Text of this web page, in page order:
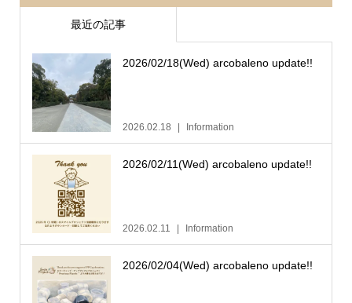
最近の記事
2026/02/18(Wed) arcobaleno update!!
2026.02.18 Information
2026/02/11(Wed) arcobaleno update!!
2026.02.11 Information
2026/02/04(Wed) arcobaleno update!!